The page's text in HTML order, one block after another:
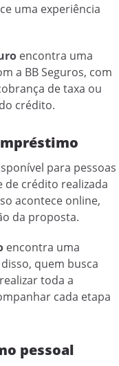
uma experiência
encontra uma
a BB Seguros, com
de taxa ou
crédito.
para pessoas
de crédito realizada
acontece online,
da proposta.
encontra uma
quem busca
toda a
cada etapa
pessoal